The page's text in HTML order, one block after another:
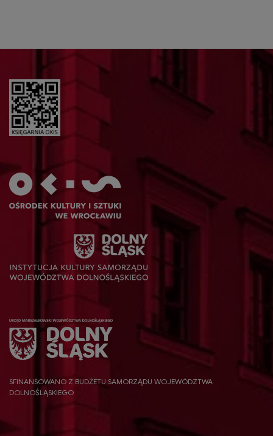
SFINANSOWANO Z BUDŻETU SAMORZĄDU WOJEWÓDZTWA
DOLNOŚLĄSKIEGO